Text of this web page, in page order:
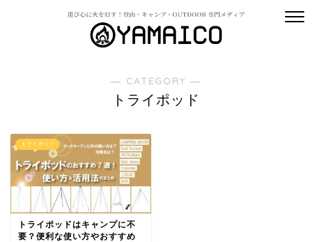
― CATEGORY ―
トライポッド
トライポッド
トライポッドはキャンプに不
要？便利な使い方やおすすめ